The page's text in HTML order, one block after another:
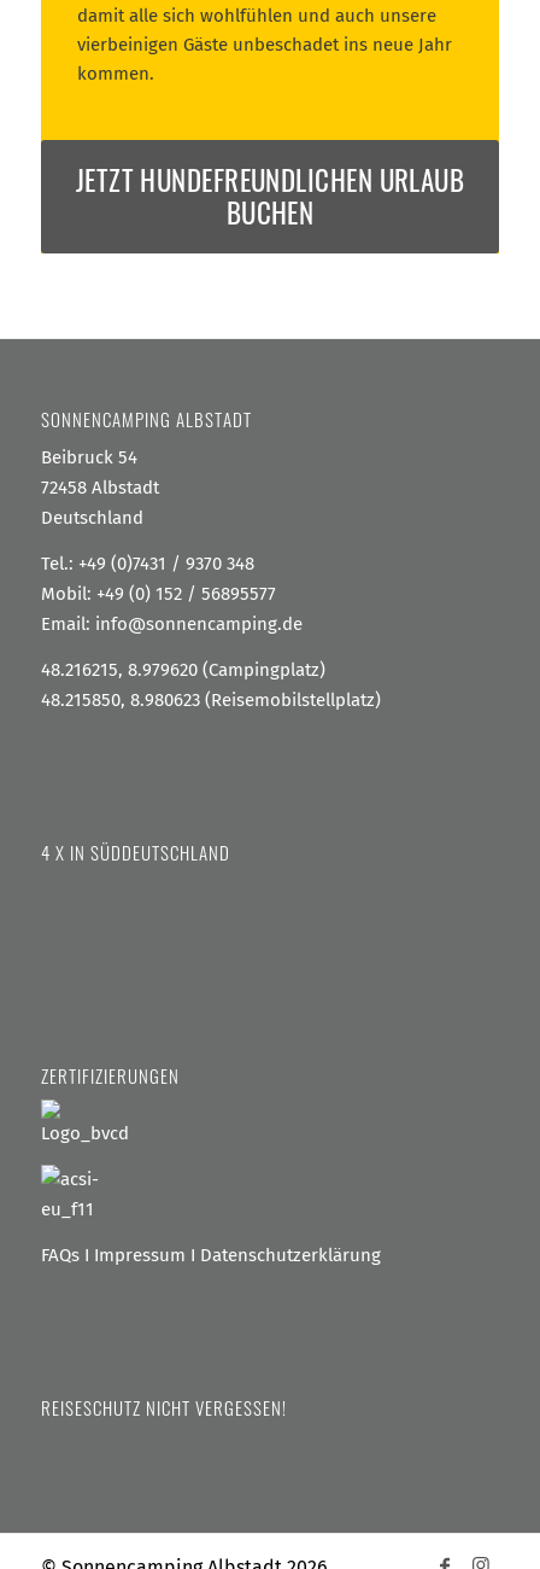
damit alle sich wohlfühlen und auch unsere
vierbeinigen Gäste unbeschadet ins neue Jahr
kommen.
JETZT HUNDEFREUNDLICHEN URLAUB
BUCHEN
SONNENCAMPING ALBSTADT
Beibruck 54
72458 Albstadt
Deutschland
Tel.: +49 (0)7431 / 9370 348
Mobil: +49 (0) 152 / 56895577
Email: info@sonnencamping.de
48.216215, 8.979620 (Campingplatz)
48.215850, 8.980623 (Reisemobilstellplatz)
4 X IN SÜDDEUTSCHLAND
ZERTIFIZIERUNGEN
FAQsI Impressum I Datenschutzerklärung
REISESCHUTZ NICHT VERGESSEN!